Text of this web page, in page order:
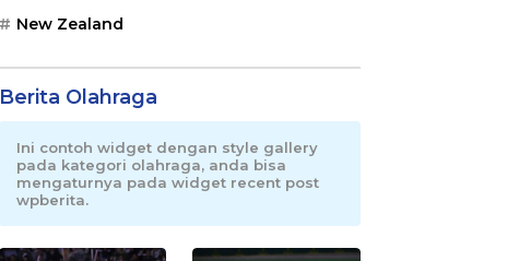
New Zealand
Berita Olahraga
Ini contoh widget dengan style gallery
pada kategori olahraga, anda bisa
mengaturnya pada widget recent post
wpberita.